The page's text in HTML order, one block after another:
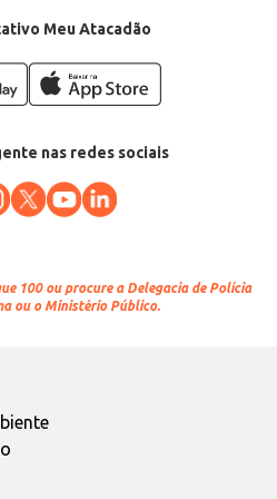
Meu Atacadão
nas redes sociais
100 ou procure a Delegacia de Polícia
ou o Ministério Público.